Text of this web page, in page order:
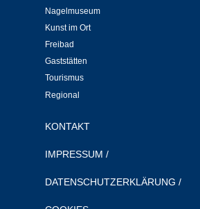
Nagelmuseum
Kunst im Ort
Freibad
Gaststätten
Tourismus
Regional
KONTAKT
IMPRESSUM /
DATENSCHUTZERKLÄRUNG /